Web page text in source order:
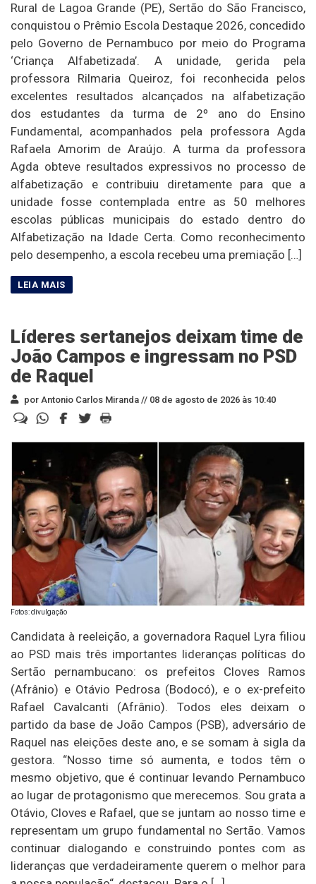
Rural de Lagoa Grande (PE), Sertão do São Francisco,
conquistou o Prêmio Escola Destaque 2026, concedido
pelo Governo de Pernambuco por meio do Programa
‘Criança Alfabetizada’. A unidade, gerida pela
professora Rilmaria Queiroz, foi reconhecida pelos
excelentes resultados alcançados na alfabetização
dos estudantes da turma de 2º ano do Ensino
Fundamental, acompanhados pela professora Agda
Rafaela Amorim de Araújo. A turma da professora
Agda obteve resultados expressivos no processo de
alfabetização e contribuiu diretamente para que a
unidade fosse contemplada entre as 50 melhores
escolas públicas municipais do estado dentro do
Alfabetização na Idade Certa. Como reconhecimento
pelo desempenho, a escola recebeu uma premiação […]
Líderes sertanejos deixam time de
João Campos e ingressam no PSD
de Raquel
por Antonio Carlos Miranda // 08 de agosto de 2026 às 10:40
Fotos: divulgação
Candidata à reeleição, a governadora Raquel Lyra filiou
ao PSD mais três importantes lideranças políticas do
Sertão pernambucano: os prefeitos Cloves Ramos
(Afrânio) e Otávio Pedrosa (Bodocó), e o ex-prefeito
Rafael Cavalcanti (Afrânio). Todos eles deixam o
partido da base de João Campos (PSB), adversário de
Raquel nas eleições deste ano, e se somam à sigla da
gestora. “Nosso time só aumenta, e todos têm o
mesmo objetivo, que é continuar levando Pernambuco
ao lugar de protagonismo que merecemos. Sou grata a
Otávio, Cloves e Rafael, que se juntam ao nosso time e
representam um grupo fundamental no Sertão. Vamos
continuar dialogando e construindo pontes com as
lideranças que verdadeiramente querem o melhor para